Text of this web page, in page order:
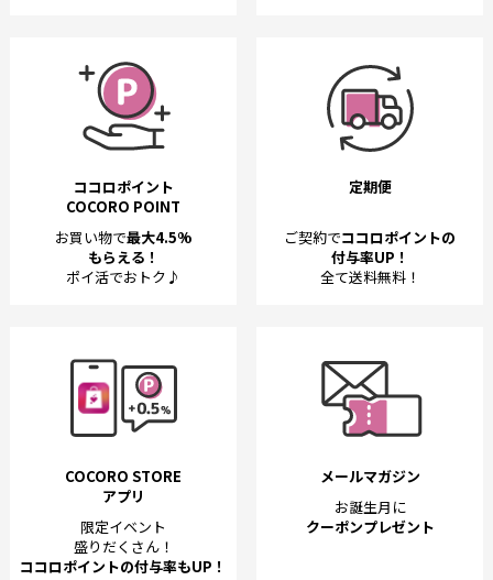
ココロポイント
COCORO POINT
お買い物で最大4.5%
もらえる！
ポイ活でおトク♪
定期便
ご契約でココロポイントの
付与率UP！
全て送料無料！
COCORO STORE
アプリ
限定イベント
盛りだくさん！
ココロポイントの付与率もUP！
メールマガジン
お誕生月に
クーポンプレゼント